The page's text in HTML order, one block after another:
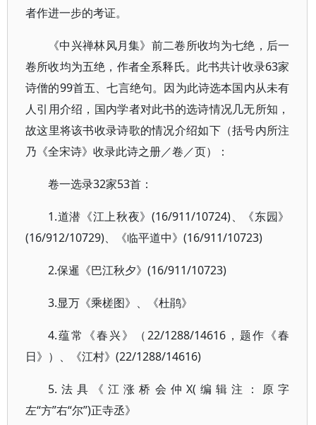
者作进一步的考证。
《中兴禅林风月集》前二卷所收均为七绝，后一
卷所收均为五绝，作者全系释氏。此书共计收录63家
诗僧的99首五、七言绝句。因为此诗选本国内从未有
人引用介绍，国内学者对此书的选诗情况几无所知，
故这里将该书收录诗歌的情况介绍如下（括号内所注
乃《全宋诗》收录此诗之册／卷／页）：
卷一选录32家53首：
1.道潜《江上秋夜》(16/911/10724)、《东园》
(16/912/10729)、《临平道中》(16/911/10723)
2.保暹《巴江秋夕》(16/911/10723)
3.显万《乘槎图》、《杜鹃》
4.蕴常《春兴》（22/1288/14616，题作《春
日》）、《江村》(22/1288/14616)
5.法具《江涨桥会仲X(编辑注：原字
左“方”右“尔”)正寺丞》